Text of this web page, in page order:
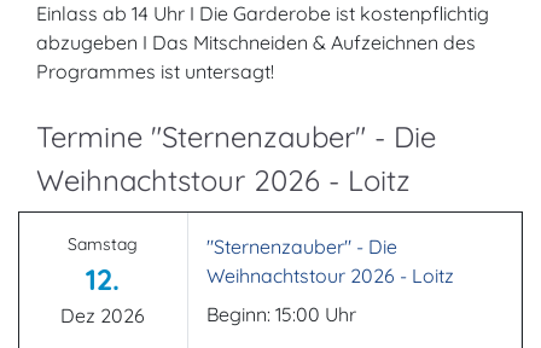
Einlass ab 14 Uhr I Die Garderobe ist kostenpflichtig
abzugeben I Das Mitschneiden & Aufzeichnen des
Programmes ist untersagt!
Termine "Sternenzauber" - Die
Weihnachtstour 2026 - Loitz
Samstag
12.
Dez 2026
"Sternenzauber" - Die
Weihnachtstour 2026 - Loitz
Beginn: 15:00 Uhr